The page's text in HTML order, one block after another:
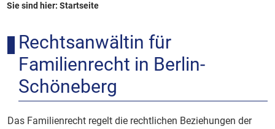
Sie sind hier:Startseite
Rechtsanwältin für
Familienrecht in Berlin-
Schöneberg
Das Familienrecht regelt die rechtlichen Beziehungen der